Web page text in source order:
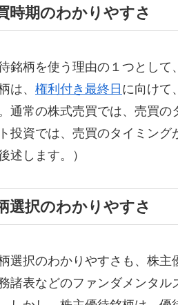
時期のわかりやすさ
銘柄を使う理由の１つとし
は、 権利付き最終日 に向けて
通常の株式売買では、売買
投資では、売買のタイミン
述します。）
選択のわかりやすさ
選択のわかりやすさも、株
諸表などのファンダメンタ